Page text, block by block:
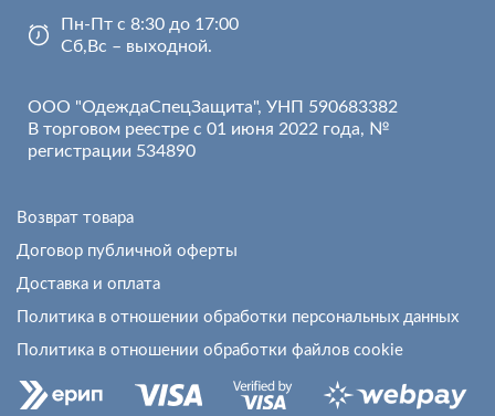
Пн-Пт с 8:30 до 17:00
Сб,Вс – выходной.
ООО "ОдеждаСпецЗащита", УНП 590683382
В торговом реестре с 01 июня 2022 года, №
регистрации 534890
Возврат товара
Договор публичной оферты
Доставка и оплата
Политика в отношении обработки персональных данных
Политика в отношении обработки файлов cookie